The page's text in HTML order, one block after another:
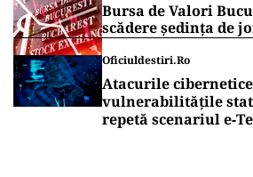
Bursa de Valori
scădere ședința de
Oficiuldestiri.ro
Atacurile
vulnerabilitățile
repetă scenariul